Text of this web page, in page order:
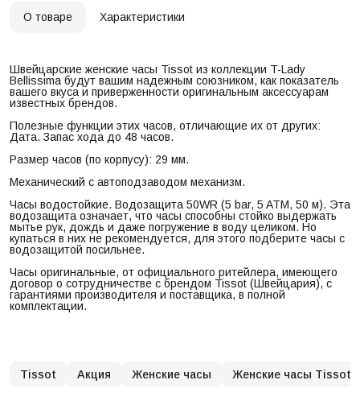
О товаре Характеристики
Швейцарские женские часы Tissot из коллекции T-Lady
Bellissima будут вашим надежным союзником, как показатель
вашего вкуса и приверженности оригинальным аксессуарам
известных брендов.
Полезные функции этих часов, отличающие их от других:
Дата. Запас хода до 48 часов.
Размер часов (по корпусу): 29 мм.
Механический с автоподзаводом механизм.
Часы водостойкие. Водозащита 50WR (5 bar, 5 ATM, 50 м). Эта
водозащита означает, что часы способны стойко выдержать
мытье рук, дождь и даже погружение в воду целиком. Но
купаться в них не рекомендуется, для этого подберите часы с
водозащитой посильнее.
Часы оригинальные, от официального ритейлера, имеющего
договор о сотрудничестве с брендом Tissot (Швейцария), с
гарантиями производителя и поставщика, в полной
комплектации.
Tissot Акция Женские часы Женские часы Tissot